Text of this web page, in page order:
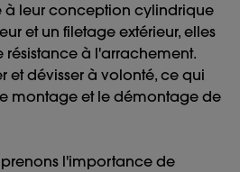
à leur conception cylindrique
et un filetage extérieur, elles
résistance à l'arrachement.
et dévisser à volonté, ce qui
montage et le démontage de
l'importance de